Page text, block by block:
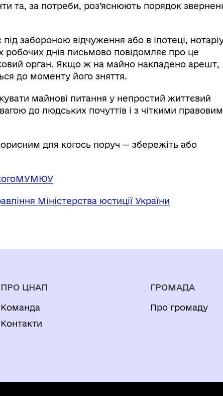
та, за потреби, роз’яснюють порядок
забороною відчуження або в іпотеці,
робочих днів письмово повідомляє про це
орган. Якщо ж на майно накладено арешт,
до моменту його зняття.
майнові питання у непростий життєвий
до людських почуттів і з чіткими
для когось поруч — збережіть або
Міністерства юстиції України
ПРО ЦНАП
Команда
Контакти
ГРОМАДА
Про громаду